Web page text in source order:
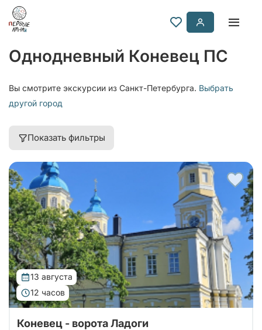
Однодневный Коневец ПС
Вы смотрите экскурсии из Санкт-Петербурга. Выбрать
другой город
Показать фильтры
13 августа
12 часов
Коневец - ворота Ладоги